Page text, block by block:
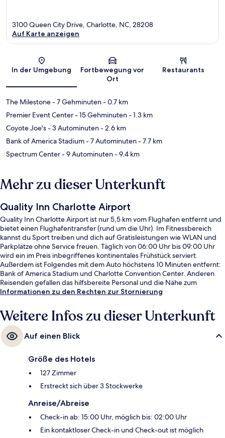
Karte
3100 Queen City Drive, Charlotte, NC, 28208
Auf Karte anzeigen
In der Umgebung
Fortbewegung vor
Ort
Restaurants
The Milestone- 7 Gehminuten- 0.7 km
Premier Event Center- 15 Gehminuten- 1.3 km
Coyote Joe's- 3 Autominuten- 2.6 km
Bank of America Stadium- 7 Autominuten- 7.7 km
Spectrum Center- 9 Autominuten- 9.4 km
Mehr zu dieser Unterkunft
Quality Inn Charlotte Airport
Quality Inn Charlotte Airport ist nur 5,5 km vom Flughafen entfernt und
bietet einen Flughafentransfer (rund um die Uhr). Im Fitnessbereich
kannst du Sport treiben und dich auf Gratisleistungen wie WLAN und
Parkplätze ohne Service freuen. Täglich von 06:00 Uhr bis 09:00 Uhr
wird ein im Preis inbegriffenes kontinentales Frühstück serviert.
Außerdem ist Folgendes mit dem Auto höchstens 10 Minuten entfernt:
Bank of America Stadium und Charlotte Convention Center. Anderen
Reisenden gefallen das hilfsbereite Personal und die Nähe zum
Flughafen.
Informationen zu den Rechten zur Stornierung
Weitere Infos zu dieser Unterkunft
Auf einen Blick
Größe des Hotels
127 Zimmer
Erstreckt sich über 3 Stockwerke
Anreise/Abreise
Check-in ab: 15:00 Uhr, möglich bis: 02:00 Uhr
Ein kontaktloser Check-in und Check-out ist möglich